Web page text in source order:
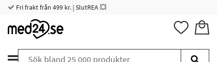
Fri frakt från 499 kr. | SlutREA 💥